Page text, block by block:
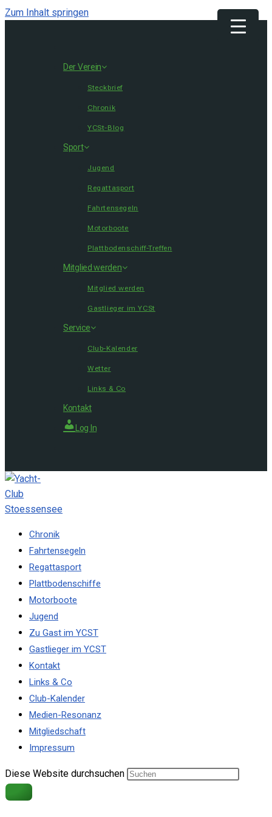
Zum Inhalt springen
Der Verein
Steckbrief
Chronik
YCSt-Blog
Sport
Jugend
Regattasport
Fahrtensegeln
Motorboote
Plattbodenschiff-Treffen
Mitglied werden
Mitglied werden
Gastlieger im YCSt
Service
Club-Kalender
Wetter
Links & Co
Kontakt
Log In
Chronik
Fahrtensegeln
Regattasport
Plattbodenschiffe
Motorboote
Jugend
Zu Gast im YCST
Gastlieger im YCST
Kontakt
Links & Co
Club-Kalender
Medien-Resonanz
Mitgliedschaft
Impressum
Diese Website durchsuchen
Get 30% off your first purchase Got it!